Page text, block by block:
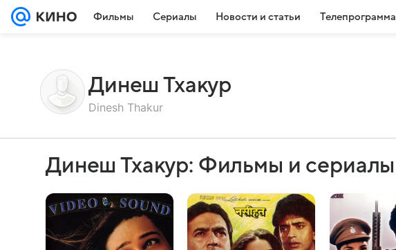
Фильмы Сериалы Новости и статьи Телепрограмма
Динеш Тхакур
Dinesh Thakur
Динеш Тхакур: Фильмы и сериалы